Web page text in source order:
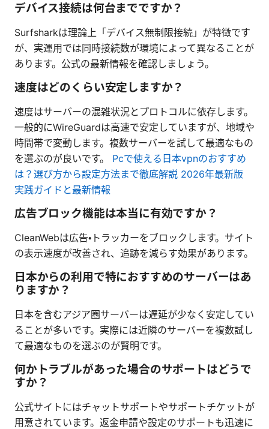
デバイス接続は何台までですか？
Surfsharkは理論上「デバイス無制限接続」が特徴です
が、実運用では同時接続数が環境によって異なることが
あります。公式の最新情報を確認しましょう。
速度はどのくらい安定しますか？
速度はサーバーの混雑状況とプロトコルに依存します。
一般的にWireGuardは高速で安定していますが、地域や
時間帯で変動します。複数サーバーを試して最適なもの
を選ぶのが良いです。 Pcで使える日本vpnのおすすめ
は？選び方から設定方法まで徹底解説 2026年最新版
実践ガイドと最新情報
広告ブロック機能は本当に有効ですか？
CleanWebは広告・トラッカーをブロックします。サイト
の表示速度が改善され、追跡を減らす効果があります。
日本からの利用で特におすすめのサーバーはあ
りますか？
日本を含むアジア圏サーバーは遅延が少なく安定してい
ることが多いです。実際には近隣のサーバーを複数試し
て最適なものを選ぶのが賢明です。
何かトラブルがあった場合のサポートはどうで
すか？
公式サイトにはチャットサポートやサポートチケットが
用意されています。返金申請や設定のサポートも迅速に